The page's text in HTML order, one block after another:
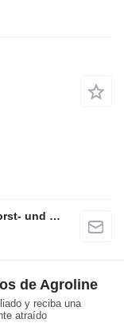
Seippel Landmaschinen GmbH Land-, Forst- und Gartentechnik
de Agroline
y reciba una
atraído